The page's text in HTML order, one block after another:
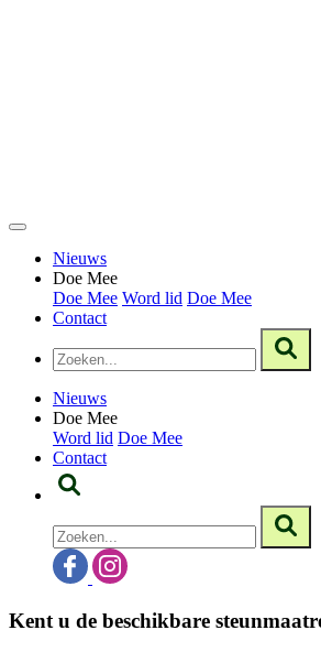
Nieuws
Doe Mee
Doe Mee Word lid Doe Mee
Contact
Nieuws
Doe Mee
Word lid Doe Mee
Contact
Kent u de beschikbare